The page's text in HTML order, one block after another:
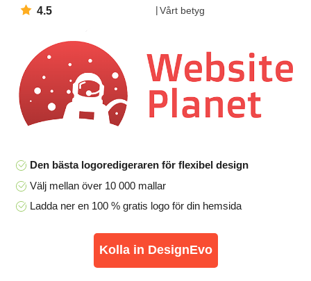
4.5 Vårt betyg
Den bästa logoredigeraren för flexibel design
Välj mellan över 10 000 mallar
Ladda ner en 100 % gratis logo för din hemsida
Kolla in DesignEvo